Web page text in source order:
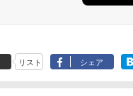
リスト シェア